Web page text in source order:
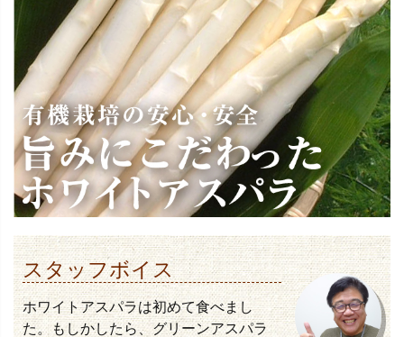
スタッフボイス
ホワイトアスパラは初めて食べまし
た。もしかしたら、グリーンアスパラ